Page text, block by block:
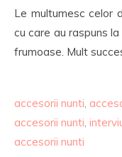
Le multumesc celor
cu care au raspuns
frumoase. Mult
accesorii nunti,
accesorii nunti,
accesorii nunti